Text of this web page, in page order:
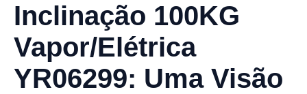
Inclinação 100KG
Vapor/Elétrica
YR06299: Uma Visão